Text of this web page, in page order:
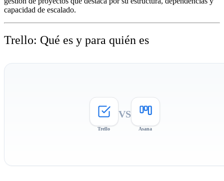
capacidad de escalado.
Trello: Qué es y para quién es
Trello
VS
Asana